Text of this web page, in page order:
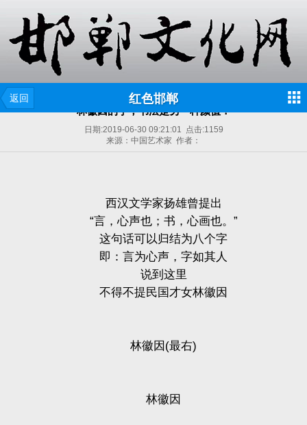
返回 红色邯郸
林徽因的字，书法是另一种颜值！
日期:2019-06-30 09:21:01 点击:1159
来源：中国艺术家 作者：
西汉文学家扬雄曾提出
“言，心声也；书，心画也。”
这句话可以归结为八个字
即：言为心声，字如其人
说到这里
不得不提民国才女林徽因
林徽因 (最右)
林徽因